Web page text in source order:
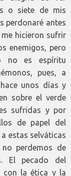
o siete de mis
perdonaré antes
hicieron sufrir
enemigos, pero
no es espíritu
pues, a
unos días y
sobre el verde
sufridas y por
de papel del
estas selváticas
perdemos de
El pecado del
con la ética y la